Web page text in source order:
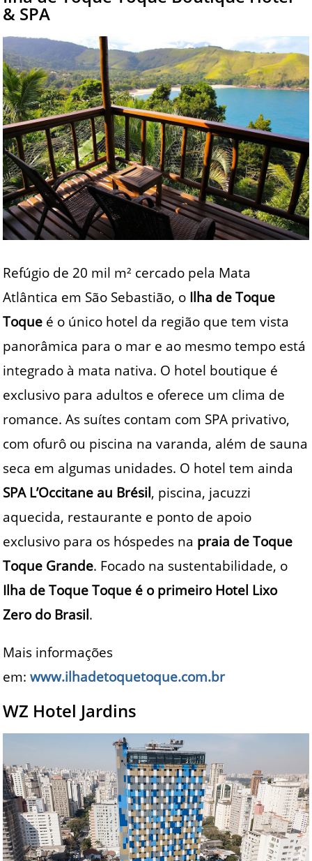
& SPA
Refúgio de 20 mil m² cercado pela Mata
Atlântica em São Sebastião, o Ilha de Toque
Toque é o único hotel da região que tem vista
panorâmica para o mar e ao mesmo tempo está
integrado à mata nativa. O hotel boutique é
exclusivo para adultos e oferece um clima de
romance. As suítes contam com SPA privativo,
com ofurô ou piscina na varanda, além de sauna
seca em algumas unidades. O hotel tem ainda
SPA L’Occitane au Brésil, piscina, jacuzzi
aquecida, restaurante e ponto de apoio
exclusivo para os hóspedes na praia de Toque
Toque Grande. Focado na sustentabilidade, o
Ilha de Toque Toque é o primeiro Hotel Lixo
Zero do Brasil.
Mais informações
em:www.ilhadetoquetoque.com.br
WZ Hotel Jardins